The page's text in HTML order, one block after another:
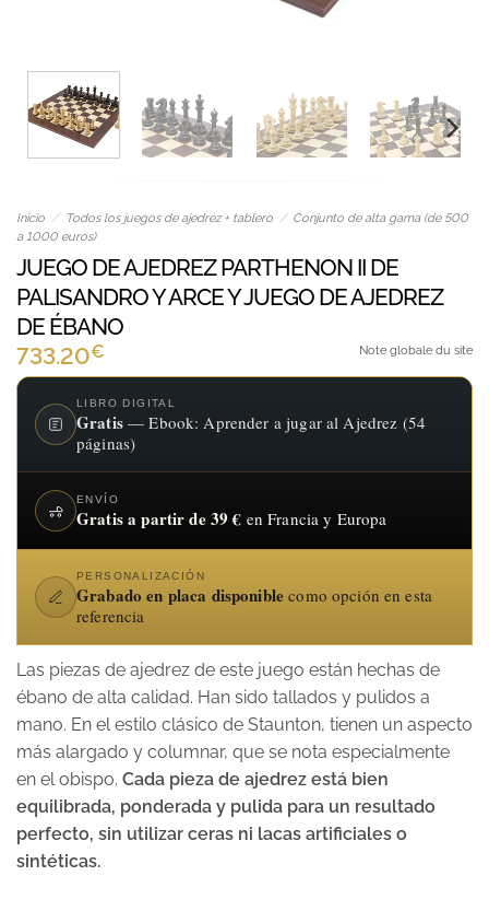
Inicio / Todos los juegos de ajedrez + tablero / Conjunto de alta gama (de 500
a 1000 euros)
JUEGO DE AJEDREZ PARTHENON II DE
PALISANDRO Y ARCE Y JUEGO DE AJEDREZ
DE ÉBANO
733.20€ Note globale du site
LIBRO DIGITAL
Gratis— Ebook: Aprender a jugar al Ajedrez (54
páginas)
ENVÍO
Gratis a partir de 39 € en Francia y Europa
PERSONALIZACIÓN
Grabado en placa disponible como opción en esta
referencia
Las piezas de ajedrez de este juego están hechas de
ébano de alta calidad. Han sido tallados y pulidos a
mano. En el estilo clásico de Staunton, tienen un aspecto
más alargado y columnar, que se nota especialmente
en el obispo. Cada pieza de ajedrez está bien
equilibrada, ponderada y pulida para un resultado
perfecto, sin utilizar ceras ni lacas artificiales o
sintéticas.